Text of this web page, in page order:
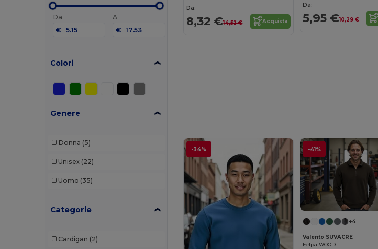
Da
€
A
€
Colori
Genere
Donna (5)
Unisex (22)
Uomo (35)
Categorie
Cardigan (2)
Da:
8,32 €14,52 € Acquista
Da:
5,95 €10,29 €
-34% -41%
+4
Valento SUVACRE
Felpa WOOD